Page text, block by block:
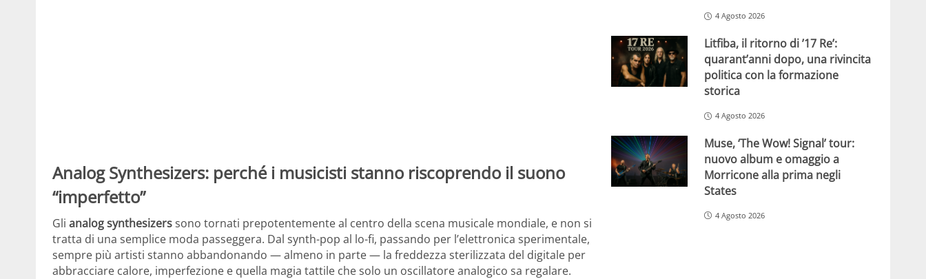
Analog Synthesizers: perché i musicisti stanno riscoprendo il suono
“imperfetto”
Gli analog synthesizerssono tornati prepotentemente al centro della scena musicale mondiale, e non si
tratta di una semplice moda passeggera. Dal synth-pop al lo-fi, passando per l’elettronica sperimentale,
sempre più artisti stanno abbandonando — almeno in parte — la freddezza sterilizzata del digitale per
abbracciare calore, imperfezione e quella magia tattile che solo un oscillatore analogico sa regalare.
4 Agosto 2026
Litfiba, il ritorno di ’17 Re’:
quarant’anni dopo, una rivincita
politica con la formazione
storica
4 Agosto 2026
Muse, ‘The Wow! Signal’ tour:
nuovo album e omaggio a
Morricone alla prima negli
States
4 Agosto 2026